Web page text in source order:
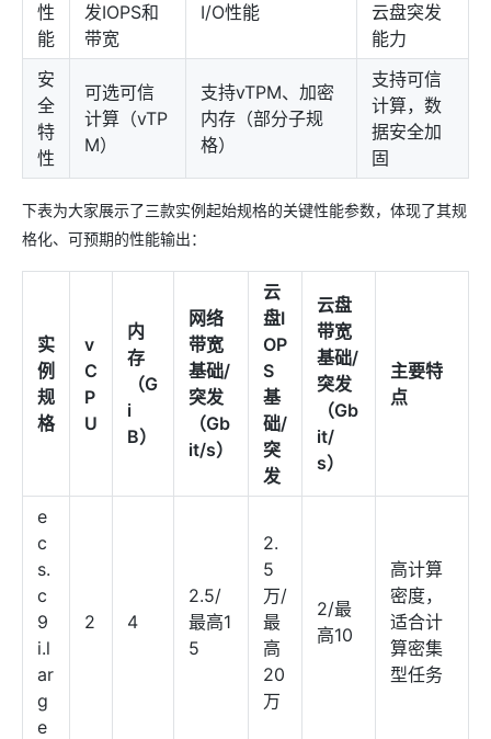
性
能
发IOPS和
带宽
I/O性能
云盘突发
能力
安
全
特
性
可选可信
计算（vTP
M）
支持vTPM、加密
内存（部分子规
格）
支持可信
计算，数
据安全加
固
下表为大家展示了三款实例起始规格的关键性能参数，体现了其规
格化、可预期的性能输出：
实
例
规
格
v
C
P
U
内
存
（G
i
B）
网络
带宽
基础/
突发
（Gb
it/s）
云
盘I
OP
S
基
础/
突
发
云盘
带宽
基础/
突发
（Gb
it/
s）
主要特
点
e
c
s.
c
9
i.l
ar
g
e
2 4
2.5/
最高1
5
2.
5
万/
最
高
20
万
2/最
高10
高计算
密度，
适合计
算密集
型任务